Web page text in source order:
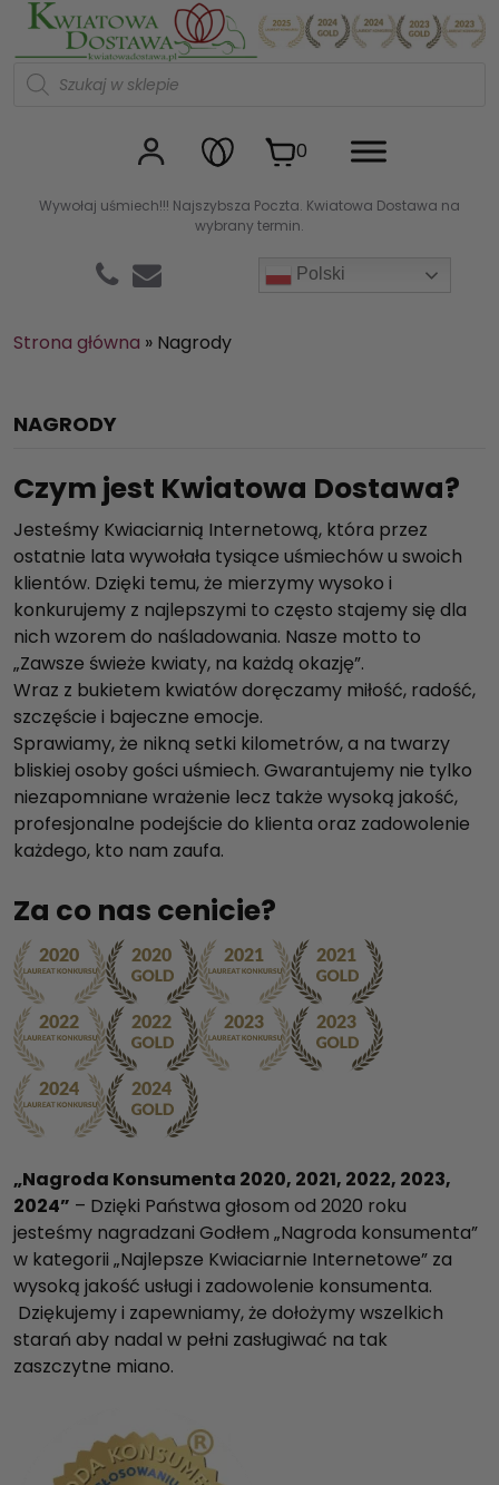
Wywołaj uśmiech!!! Najszybsza Poczta. Kwiatowa Dostawa na
wybrany termin.
Polski
Kwiaciarnia internetowa
W
d
u
w
0
Strona główna » Nagrody
NAGRODY
Czym jest Kwiatowa Dostawa?
Jesteśmy Kwiaciarnią Internetową, która przez
ostatnie lata wywołała tysiące uśmiechów u swoich
klientów. Dzięki temu, że mierzymy wysoko i
konkurujemy z najlepszymi to często stajemy się dla
nich wzorem do naśladowania. Nasze motto to
„Zawsze świeże kwiaty, na każdą okazję”.
Wraz z bukietem kwiatów doręczamy miłość, radość,
szczęście i bajeczne emocje.
Sprawiamy, że nikną setki kilometrów, a na twarzy
bliskiej osoby gości uśmiech. Gwarantujemy nie tylko
niezapomniane wrażenie lecz także wysoką jakość,
profesjonalne podejście do klienta oraz zadowolenie
każdego, kto nam zaufa.
Za co nas cenicie?
„Nagroda Konsumenta 2020, 2021, 2022, 2023,
2024” – Dzięki Państwa głosom od 2020 roku
jesteśmy nagradzani Godłem „Nagroda konsumenta”
w kategorii „Najlepsze Kwiaciarnie Internetowe” za
wysoką jakość usługi i zadowolenie konsumenta.
Dziękujemy i zapewniamy, że dołożymy wszelkich
starań aby nadal w pełni zasługiwać na tak
zaszczytne miano.